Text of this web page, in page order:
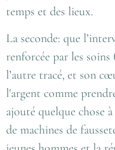
temps et des lieux.
La seconde: que
renforcée par les soins
l’autre tracé, et son
l'argent comme
ajouté quelque chose
de machines de